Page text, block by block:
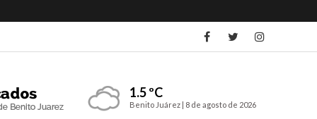
1.5 ºC
Benito Juárez | 8 de agosto de 2026